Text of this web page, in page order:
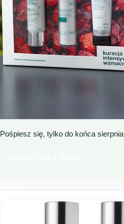
BESTSELLEROWA KURACJA
Pośpiesz się, tylko do końca sierpnia